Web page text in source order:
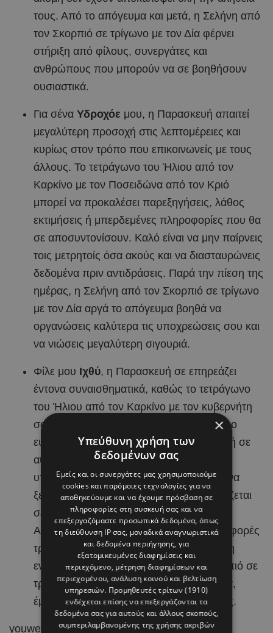
τους. Από το απόγευμα και μετά, η Σελήνη από
τον Σκορπιό σε τρίγωνο με τον Δία φέρνει
στήριξη από φίλους, συνεργάτες και
ανθρώπους που μπορούν να σε βοηθήσουν
ουσιαστικά.
Για σένα Υδροχόε μου, η Παρασκευή απαιτεί
μεγαλύτερη προσοχή στις λεπτομέρειες και
κυρίως στον τρόπο που επικοινωνείς με τους
άλλους. Το τετράγωνο του Ήλιου από τον
Καρκίνο με τον Ποσειδώνα από τον Κριό
μπορεί να προκαλέσει παρεξηγήσεις, λάθος
εκτιμήσεις ή μπερδεμένες πληροφορίες που θα
σε αποσυντονίσουν. Καλό είναι να μην παίρνεις
τοις μετρητοίς όσα ακούς και να διασταυρώνεις
δεδομένα πριν αντιδράσεις. Παρά την πίεση της
ημέρας, η Σελήνη από τον Σκορπιό σε τρίγωνο
με τον Δία αργά το απόγευμα βοηθά να
οργανώσεις καλύτερα τις υποχρεώσεις σου και
να νιώσεις μεγαλύτερη σιγουριά.
Φίλε μου Ιχθύ, η Παρασκευή σε επηρεάζει
έντονα συναισθηματικά, καθώς το τετράγωνο
του Ήλιου από τον Καρκίνο με τον κυβερνήτη
σου Ποσειδώνα από τον Κριό σε κάνει πιο
ευαίσθητο, ονειροπόλο αλλά και επιρρεπή σε
αυταπάτες. Μέσα στην ημέρα μπορεί να
υπάρξουν στιγμές που θα δυσκολευτείς να
ξεχωρίσεις τι είναι πραγματικό και τι βασίζεται
σε φόβους ή υπερβολικές προσδοκίες.
Απόφυγε να πάρεις προσωπικά συμπεριφορές
τρίτων. Το βράδυ όμως αλλάζει εντελώς η
ενέργεια, καθώς η Σελήνη από τον Σκορπιό σε
τρίγωνο με τον Δία σου χαρίζει αισιοδοξία,
έμπνευση και πολύ πιο όμορφες εξελίξεις.
youweekly.gr
×
Υπεύθυνη χρήση των
δεδομένων σας
Εμείς και οι συνεργάτες μας χρησιμοποιούμε
cookies και παρόμοιες τεχνολογίες για να
αποθηκεύουμε και να έχουμε πρόσβαση σε
πληροφορίες στη συσκευή σας και να
επεξεργαζόμαστε προσωπικά δεδομένα, όπως
τη διεύθυνση IP σας, μοναδικά αναγνωριστικά
και δεδομένα περιήγησης, για
εξατομικευμένες διαφημίσεις και
περιεχόμενο, μέτρηση διαφημίσεων και
περιεχομένου, ανάλυση κοινού και βελτίωση
υπηρεσιών. Προμηθευτές τρίτων (1910)
ενδέχεται επίσης να επεξεργάζονται τα
δεδομένα σας για αυτούς και άλλους σκοπούς,
συμπεριλαμβανομένης της χρήσης ακριβών